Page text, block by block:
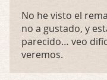
No he visto el
no a gustado, y
parecido… veo
veremos.